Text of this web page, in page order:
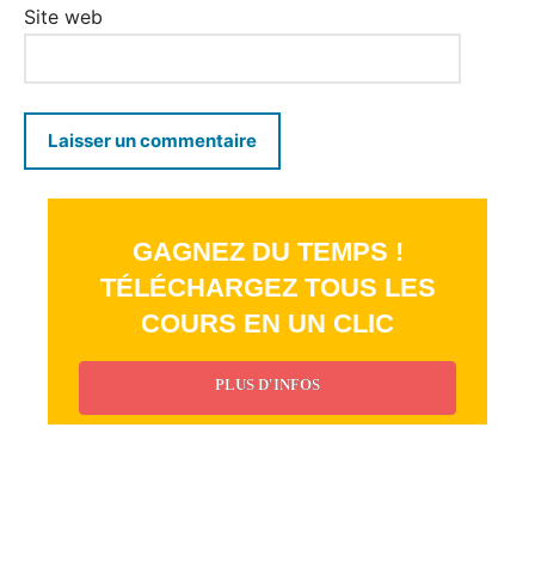
Site web
GAGNEZ DU TEMPS !
TÉLÉCHARGEZ TOUS LES
COURS EN UN CLIC
PLUS D'INFOS